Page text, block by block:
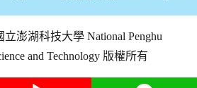
澎湖科技大學 National Penghu
and Technology 版權所有